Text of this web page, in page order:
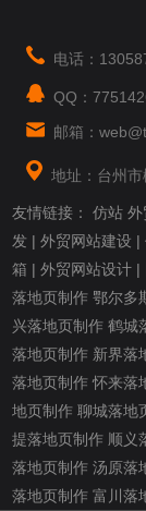
电话：
QQ：
邮箱：
地址：台州市
友情链接：仿站 外
发 |外贸网站建设 |
箱 |外贸网站设计 |
落地页制作 鄂尔多
兴落地页制作 鹤城
落地页制作 新界落
落地页制作 怀来落
地页制作 聊城落地
提落地页制作 顺义
落地页制作 汤原落
落地页制作 富川落